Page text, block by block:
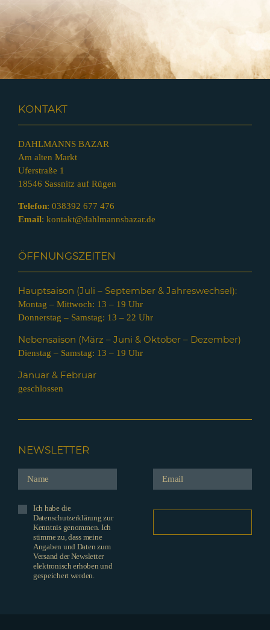
KONTAKT
DAHLMANNS BAZAR
Am alten Markt
Uferstraße 1
18546 Sassnitz auf Rügen
Telefon: 038392 677 476
Email: kontakt@dahlmannsbazar.de
ÖFFNUNGSZEITEN
Hauptsaison (Juli – September & Jahreswechsel):
Montag – Mittwoch: 13 – 19 Uhr
Donnerstag – Samstag: 13 – 22 Uhr
Nebensaison (März – Juni & Oktober – Dezember)
Dienstag – Samstag: 13 – 19 Uhr
Januar & Februar
geschlossen
NEWSLETTER
Ich habe die
Datenschutzerklärung zur
Kenntnis genommen. Ich
stimme zu, dass meine
Angaben und Daten zum
Versand der Newsletter
elektronisch erhoben und
gespeichert werden.